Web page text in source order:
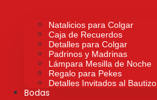
Natalicios para Colgar
Caja de Recuerdos
Detalles para Colgar
Padrinos y Madrinas
Lámpara Mesilla de Noche
Regalo para Pekes
Detalles Invitados al Bautizo
Bodas